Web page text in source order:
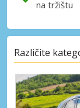
na tržištu
Različite